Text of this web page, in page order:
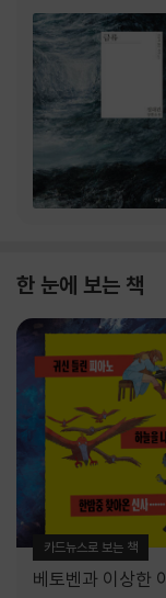
한 눈에 보는 책
카드뉴스로 보는 책
베토벤과 이상한